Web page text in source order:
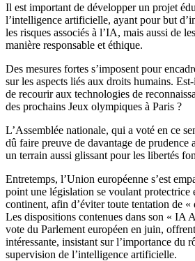
Il est important de développer un projet
l’intelligence artificielle, ayant pour but
les risques associés à l’IA, mais aussi de
manière responsable et éthique.
Des mesures fortes s’imposent pour
sur les aspects liés aux droits humains.
de recourir aux technologies de
des prochains Jeux olympiques à Paris ?
L’Assemblée nationale, qui a voté en ce
dû faire preuve de davantage de prudence
un terrain aussi glissant pour les libertés
Entretemps, l’Union européenne s’est
point une législation se voulant protectrice
continent, afin d’éviter toute tentation de
Les dispositions contenues dans son « IA
vote du Parlement européen en juin,
intéressante, insistant sur l’importance du
supervision de l’intelligence artificielle.